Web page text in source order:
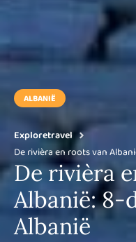
ALBANIË
Exploretravel
De rivièra en roots van
De rivièra
Albanië: 8-
Albanië